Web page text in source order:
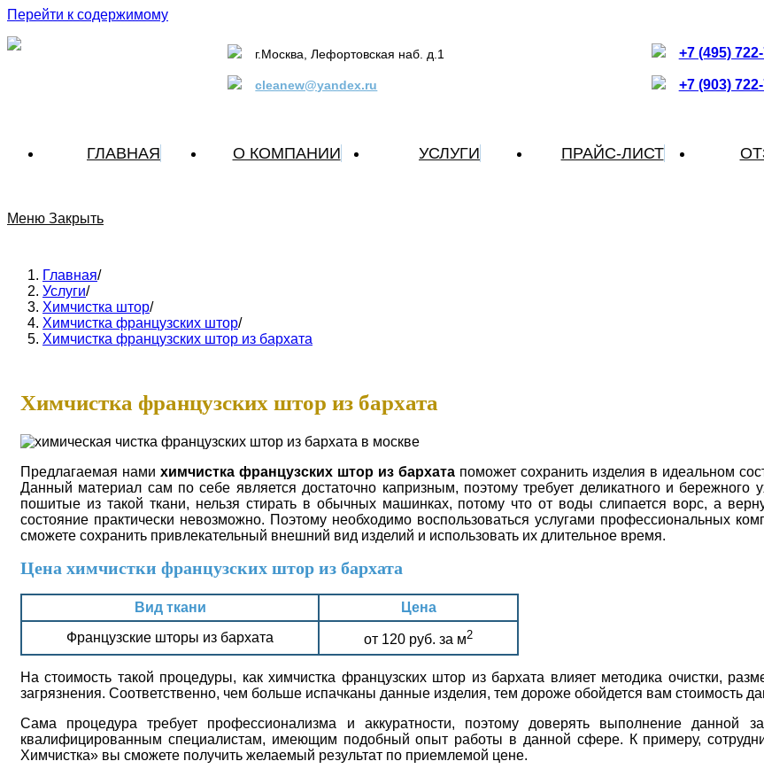
Перейти к содержимому
г.Москва, Лефортовская наб. д.1
cleanew@yandex.ru
+7 (495)
+7 (903)
ГЛАВНАЯ О КОМПАНИИ УСЛУГИ ПРАЙС-ЛИСТ
Меню Закрыть
Главная/
Услуги/
Химчистка штор/
Химчистка французских штор/
Химчистка французских штор из бархата
Химчистка французских штор из бархата
Предлагаемая нами химчистка французских штор из бархата поможет сохранить изделия в идеальном
Данный материал сам по себе является достаточно капризным, поэтому требует деликатного и бережного
пошитые из такой ткани, нельзя стирать в обычных машинках, потому что от воды слипается ворс, а
состояние практически невозможно. Поэтому необходимо воспользоваться услугами профессиональных
сможете сохранить привлекательный внешний вид изделий и использовать их длительное время.
Цена химчистки французских штор из бархата
Вид ткани
Цена
Французские шторы из бархата
от 120 руб. за м2
На стоимость такой процедуры, как химчистка французских штор из бархата влияет методика очистки,
загрязнения. Соответственно, чем больше испачканы данные изделия, тем дороже обойдется вам стоимость
Сама процедура требует профессионализма и аккуратности, поэтому доверять выполнение данной
квалифицированным специалистам, имеющим подобный опыт работы в данной сфере. К примеру,
Химчистка» вы сможете получить желаемый результат по приемлемой цене.